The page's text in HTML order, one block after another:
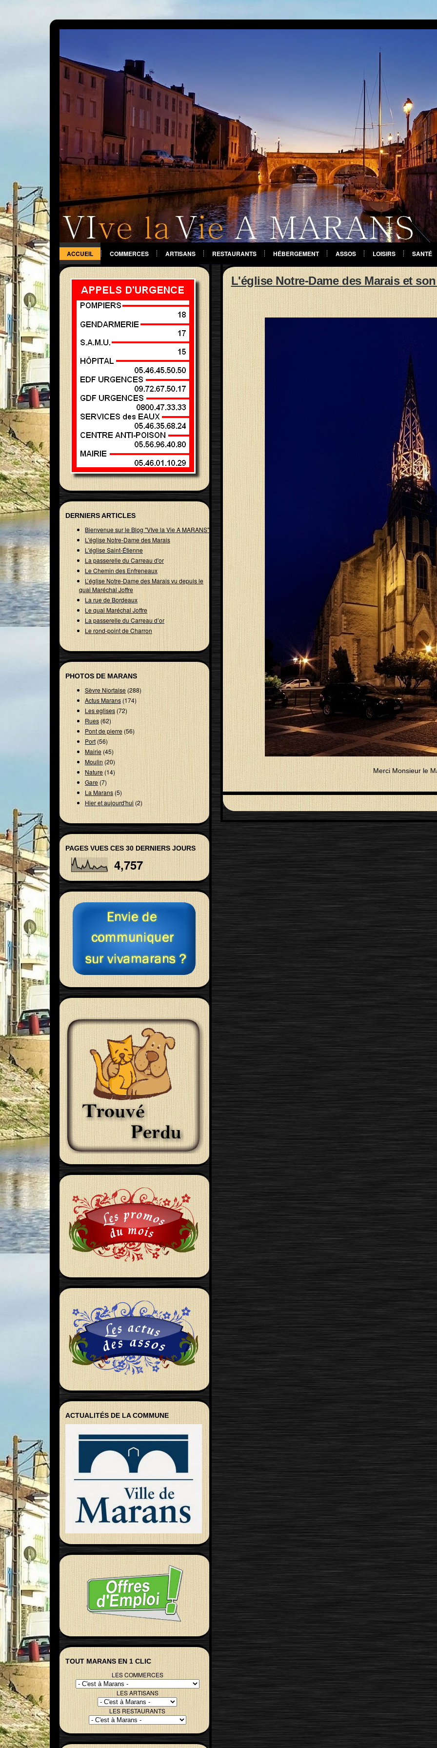
ACCUEIL COMMERCES ARTISANS RESTAURANTS HÉBERGEMENT ASSOS LOISIRS SANTÉ
DIVERS
DERNIERS ARTICLES
Bienvenue sur le Blog "VIve la Vie A MARANS"
L'église Notre-Dame des Marais
L'église Saint-Étienne
La passerelle du Carreau d'or
Le Chemin des Enfreneaux
L’église Notre-Dame des Marais vu depuis le
quai Maréchal Joffre
La rue de Bordeaux
Le quai Maréchal Joffre
La passerelle du Carreau d’or
Le rond-point de Charron
PHOTOS DE MARANS
Sèvre Niortaise(288)
Actus Marans (174)
Les eglises(72)
Rues(62)
Pont de pierre(56)
Port(56)
Mairie(45)
Moulin(20)
Nature(14)
Gare (7)
La Marans(5)
Hier et aujourd'hui (2)
PAGES VUES CES 30 DERNIERS JOURS
4,757
ACTUALITÉS DE LA COMMUNE
TOUT MARANS EN 1 CLIC
LES COMMERCES
LES ARTISANS
LES RESTAURANTS
L'église Notre-Dame des Marais et
Merci Monsieur le